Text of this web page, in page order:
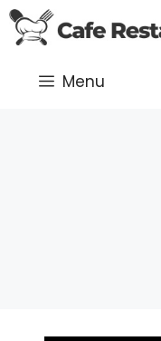
Saltar
al
Menu